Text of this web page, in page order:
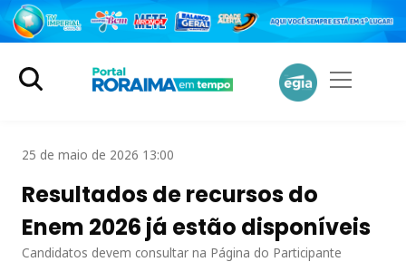
25 de maio de 2026 13:00
Resultados de recursos do
Enem 2026 já estão disponíveis
Candidatos devem consultar na Página do Participante